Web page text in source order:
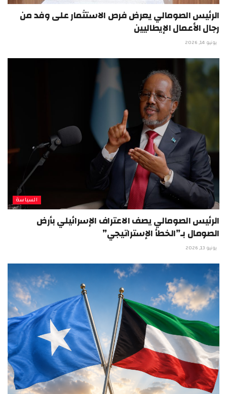
الرئيس الصومالي يعرض فرص الاستثمار على وفد من
رجال الأعمال الإيطاليين
يونيو 14, 2026
السياسة
الرئيس الصومالي يصف الاعتراف الإسرائيلي بأرض
الصومال بـ”الخطأ الإستراتيجي”
يونيو 13, 2026